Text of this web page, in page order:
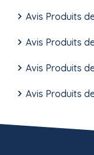
Avis Produits
Avis Produits
Avis Produits
Avis Produits